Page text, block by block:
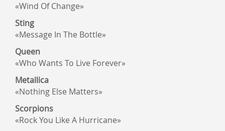
«Wind Of Change»
Sting
«Message In The Bottle»
Queen
«Who Wants To Live Forever»
Metallica
«Nothing Else Matters»
Scorpions
«Rock You Like A Hurricane»